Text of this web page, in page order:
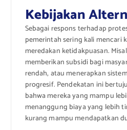
Kebijakan
Sebagai respons terhadap
pemerintah sering kali mencari
meredakan ketidakpuasan.
memberikan subsidi bagi
rendah, atau menerapkan
progresif. Pendekatan ini
bahwa mereka yang mampu
menanggung biaya yang lebih
kurang mampu mendapatkan